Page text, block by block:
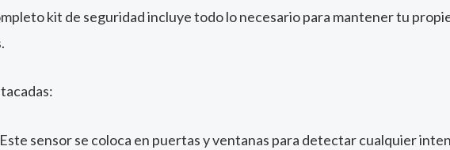
kit de seguridad incluye todo lo necesario para mantener tu
sensor se coloca en puertas y ventanas para detectar cualquier